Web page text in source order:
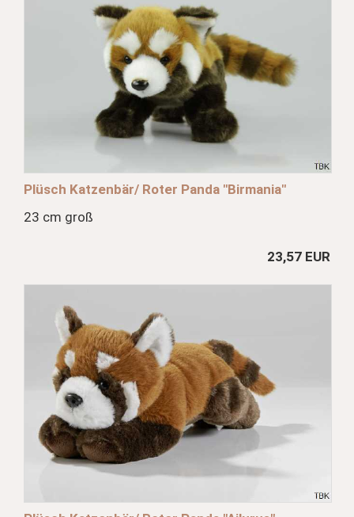
Plüsch Katzenbär/ Roter Panda "Birmania"
23 cm groß
23,57 EUR